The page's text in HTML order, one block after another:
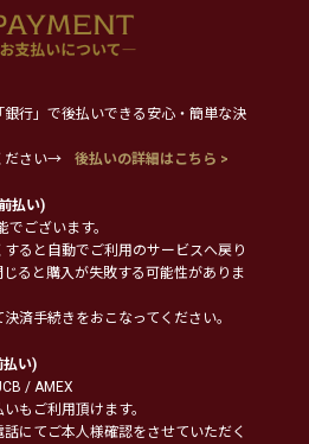
行」で後払いできる安心・簡単な決
ださい→
後払いの詳細はこちら >
払い)
ございます。
ると自動でご利用のサービスへ戻り
ると購入が失敗する可能性がありま
済手続きをおこなってください。
払い)
/ AMEX
もご利用頂けます。
にてご本人様確認をさせていただく